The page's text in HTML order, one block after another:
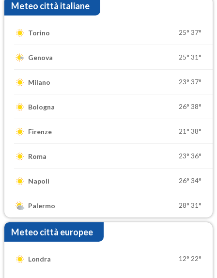
Meteo città italiane
Torino 25° 37°
Genova 25° 31°
Milano 23° 37°
Bologna 26° 38°
Firenze 21° 38°
Roma 23° 36°
Napoli 26° 34°
Palermo 28° 31°
Meteo città europee
Londra 12° 22°